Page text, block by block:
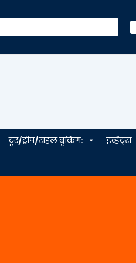
टूर/ट्रीप/सहल बुकिंग:
इव्हेंट्स